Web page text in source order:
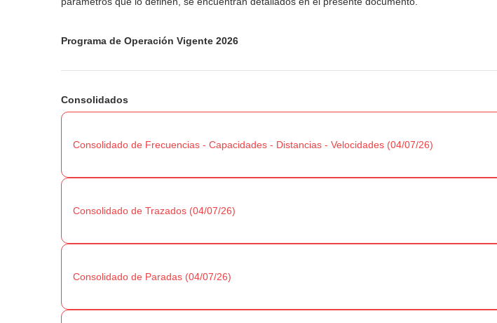
Programa de Operación Vigente 2026
Consolidados
Consolidado de Frecuencias - Capacidades - Distancias - Velocidades (04/07/26)
Consolidado de Trazados (04/07/26)
Consolidado de Paradas (04/07/26)